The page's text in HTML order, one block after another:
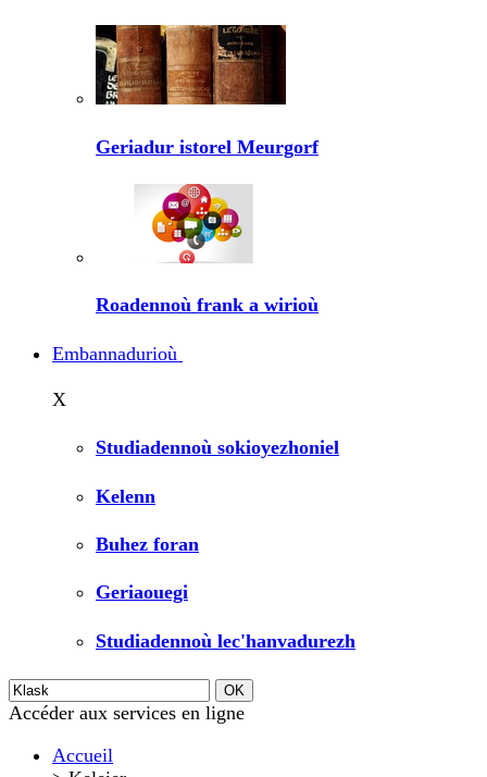
Geriadur istorel Meurgorf
Roadennoù frank a wirioù
Embannadurioù
X
Studiadennoù sokioyezhoniel
Kelenn
Buhez foran
Geriaouegi
Studiadennoù lec'hanvadurezh
Accéder aux services en ligne
Accueil